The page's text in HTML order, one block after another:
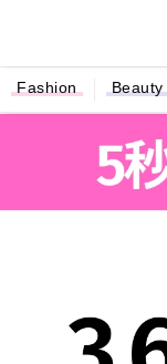
Fashion Beauty